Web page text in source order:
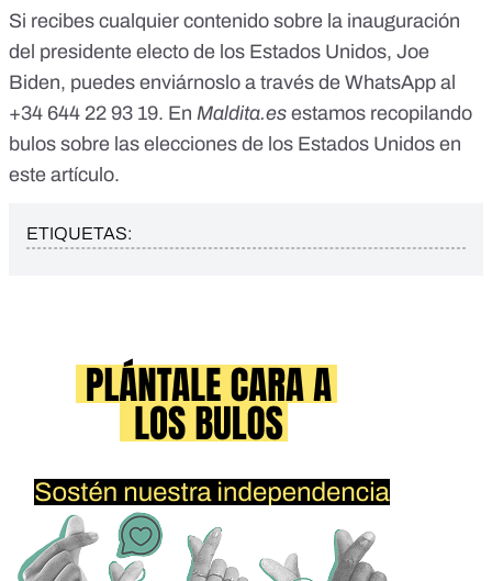
Si recibes cualquier contenido sobre la inauguración
del presidente electo de los Estados Unidos, Joe
Biden, puedes enviárnoslo a través de WhatsApp al
+34 644 22 93 19. En Maldita.es estamos recopilando
bulos sobre las elecciones de los Estados Unidos en
este artículo.
ETIQUETAS: